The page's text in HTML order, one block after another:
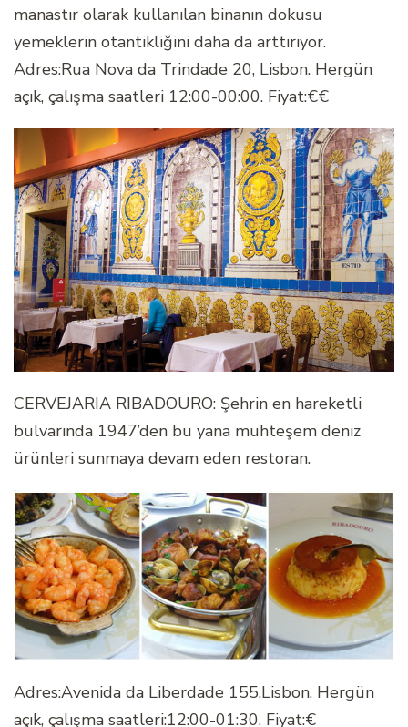
manastır olarak kullanılan binanın dokusu
yemeklerin otantikliğini daha da arttırıyor.
Adres:Rua Nova da Trindade 20, Lisbon. Hergün
açık, çalışma saatleri 12:00-00:00. Fiyat:€€
CERVEJARIA RIBADOURO: Şehrin en hareketli
bulvarında 1947’den bu yana muhteşem deniz
ürünleri sunmaya devam eden restoran.
Adres:Avenida da Liberdade 155,Lisbon. Hergün
açık, çalışma saatleri:12:00-01:30. Fiyat:€